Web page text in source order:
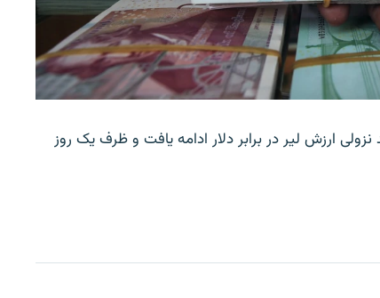
ارزش لیر در برابر دلار ادامه یافت و ظرف یک روز